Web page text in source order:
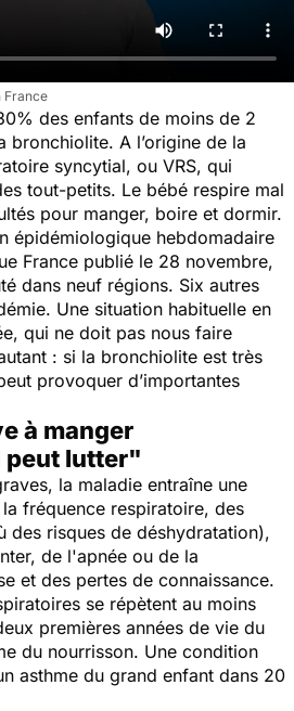
France
des enfants de moins de 2
bronchiolite. A l’origine de la
syncytial, ou VRS, qui
tout-petits. Le bébé respire mal
pour manger, boire et dormir.
épidémiologique hebdomadaire
France publié le 28 novembre,
dans neuf régions. Six autres
Une situation habituelle en
qui ne doit pas nous faire
: si la bronchiolite est très
provoquer d’importantes
à manger
peut lutter"
la maladie entraîne une
fréquence respiratoire, des
des risques de déshydratation),
de l'apnée ou de la
et des pertes de connaissance.
se répètent au moins
premières années de vie du
du nourrisson. Une condition
asthme du grand enfant dans 20